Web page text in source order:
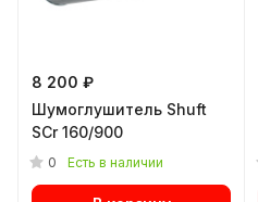
8 200 ₽
Шумоглушитель Shuft
SCr 160/900
0 Есть в наличии